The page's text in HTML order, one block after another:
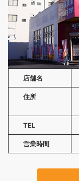
店舗名
住所
TEL
営業時間